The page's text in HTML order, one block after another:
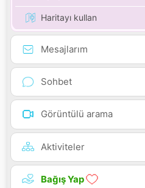
Haritayı kullan
Mesajlarım
Sohbet
Görüntülü arama
Aktiviteler
Bağış Yap